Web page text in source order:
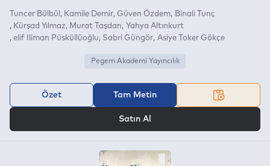
Tuncer Bülbül Kamile Demir Güven Özdem
Binali Tunç
Kürşad Yılmaz
Murat Taşdan
Yahya Altınkurt
elif Iliman Püsküllüoğlu
Sabri Güngör Asiye Toker Gökçe
Pegem Akademi Yayıncılık
Özet Tam Metin
Satın Al